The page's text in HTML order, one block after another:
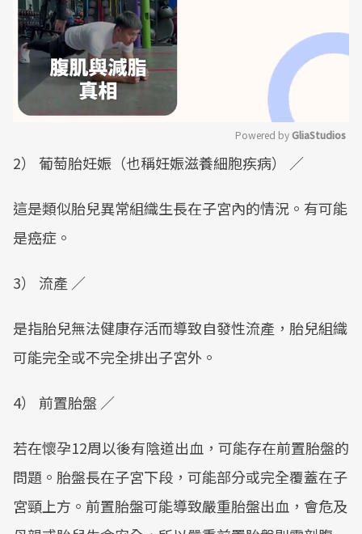
Mute
Powered by GliaStudios
2） 葡萄胎妊娠（也稱妊娠滋養細胞疾病） ／
這是類似胎兒異常組織生長在子宮內的情況。有可能
是癌症。
3） 流產 ／
是指胎兒無法健康存活而導致自發性流產，胎兒組織
可能完全或不完全排出子宮外。
4） 前置胎盤 ／
若在懷孕12周以後有陰道出血，可能存在前置胎盤的
問題。胎盤長在子宮下段，可能部分或完全覆蓋在子
宮頸上方。前置胎盤可能導致嚴重胎盤出血，會危及